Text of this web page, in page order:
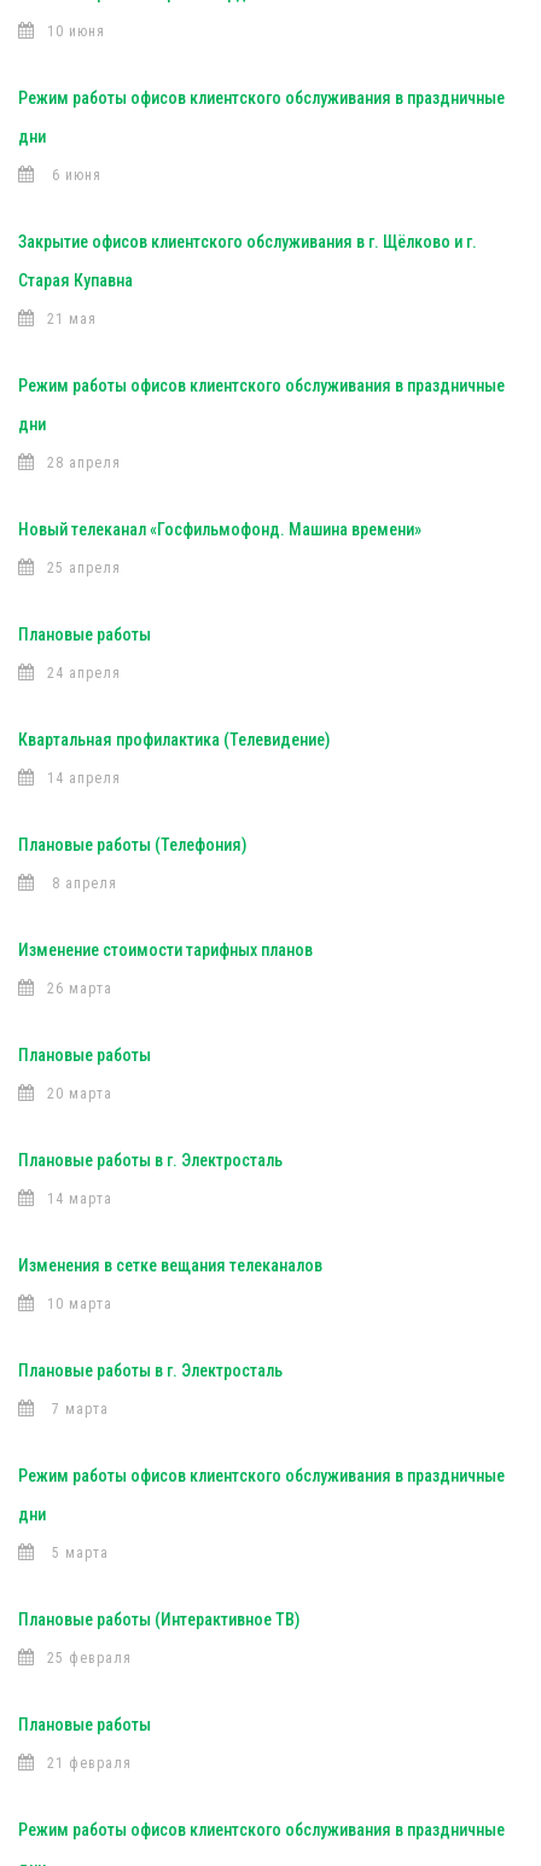
10 июня
Режим работы офисов клиентского обслуживания в праздничные
дни
6 июня
Закрытие офисов клиентского обслуживания в г. Щёлково и г.
Старая Купавна
21 мая
Режим работы офисов клиентского обслуживания в праздничные
дни
28 апреля
Новый телеканал «Госфильмофонд. Машина времени»
25 апреля
Плановые работы
24 апреля
Квартальная профилактика (Телевидение)
14 апреля
Плановые работы (Телефония)
8 апреля
Изменение стоимости тарифных планов
26 марта
Плановые работы
20 марта
Плановые работы в г. Электросталь
14 марта
Изменения в сетке вещания телеканалов
10 марта
Плановые работы в г. Электросталь
7 марта
Режим работы офисов клиентского обслуживания в праздничные
дни
5 марта
Плановые работы (Интерактивное ТВ)
25 февраля
Плановые работы
21 февраля
Режим работы офисов клиентского обслуживания в праздничные